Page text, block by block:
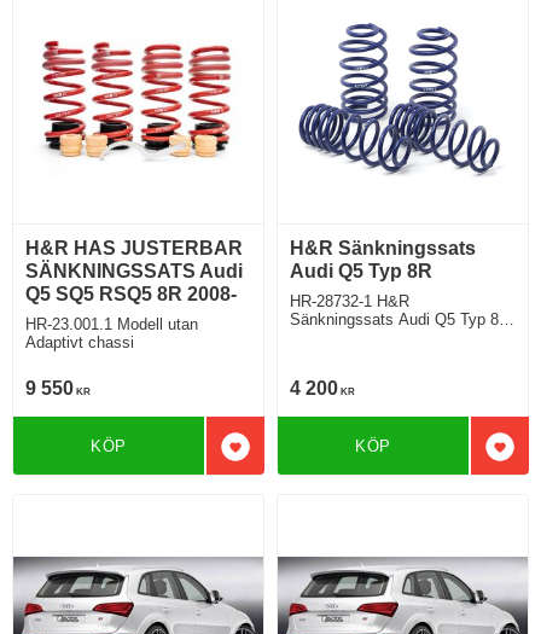
H&R HAS JUSTERBAR
SÄNKNINGSSATS Audi
Q5 SQ5 RSQ5 8R 2008-
HR-23.001.1 Modell utan
Adaptivt chassi
9 550 KR
Lägg till i favoriter
KÖP
H&R Sänkningssats
Audi Q5 Typ 8R
HR-28732-1 H&R
Sänkningssats Audi Q5 Typ 8R
4 200 KR
KÖP